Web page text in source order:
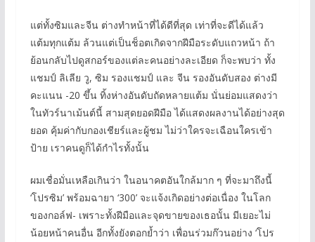
แต่ทั้งซิมและจีน ต่างทำหน้าที่ได้ดีที่สุด เท่าที่จะดีได้แล้ว
แต้มทุกแต้ม ล้วนแต่เป็นช็อตเกิดจากฝีมือระดับแถวหน้า ถ้า
ย้อนกลับไปดูสกอร์ของแต่ละคนอย่างละเอียด ก็จะพบว่า ทั้ง
แชมป์ ลิเลีย วู, ซิม รองแชมป์ และ จีน รองอันดับสอง ต่างมี
คะแนน -20 ขึ้น ทิ้งห่างอันดับถัดหลายแต้ม นั่นย่อมแสดงว่า
ในทัวร์นาเม้นต์นี้ สามสุดยอดฝีมือ ได้แสดงผลงานได้อย่างสุด
ยอด คุ้มค่ากับกองเชียร์และผู้ชม ไม่ว่าใครจะเฉือนใครเข้า
ป้าย เราคนดูก็ได้กำไรทั้งนั้น
ผมเชื่อมั่นเหลือเกินว่า ในอนาคตอันใกล้มาก ๆ ที่จะมาถึงนี้
‘โปรซิม’ พร้อมฉายา ‘300’ จะแจ้งเกิดอย่างต่อเนื่อง ในโลก
ของกอล์ฟ- เพราะทั้งฝีมือและจุดขายของเธอนั้น มีเยอะไม่
น้อยหน้าคนอื่น อีกทั้งยังตอกย้ำว่า เพื่อนร่วมก๊วนอย่าง ‘โปร